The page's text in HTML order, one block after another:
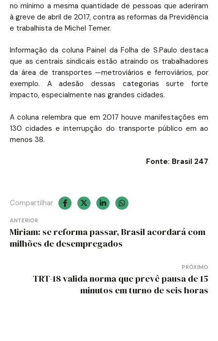
no mínimo a mesma quantidade de pessoas que aderiram
à greve de abril de 2017, contra as reformas da Previdência
e trabalhista de Michel Temer.
Informação da coluna Painel da Folha de S.Paulo destaca
que as centrais sindicais estão atraindo os trabalhadores
da área de transportes —metroviários e ferroviários, por
exemplo. A adesão dessas categorias surte forte
impacto, especialmente nas grandes cidades.
A coluna relembra que em 2017 houve manifestações em
130 cidades e interrupção do transporte público em ao
menos 38.
Fonte: Brasil 247
Compartilhar
Navegação
de
ANTERIOR
Miriam: se reforma passar, Brasil acordará com
milhões de desempregados
PRÓXIMO
TRT-18 valida norma que prevê pausa de 15
minutos em turno de seis horas